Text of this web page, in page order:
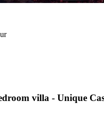
villa - Unique